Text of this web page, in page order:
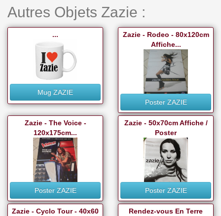
Autres Objets Zazie :
...
Mug ZAZIE
Zazie - Rodeo - 80x120cm
Affiche...
Poster ZAZIE
Zazie - The Voice -
120x175cm...
Poster ZAZIE
Zazie - 50x70cm Affiche /
Poster
Poster ZAZIE
Zazie - Cyclo Tour - 40x60
Rendez-vous En Terre